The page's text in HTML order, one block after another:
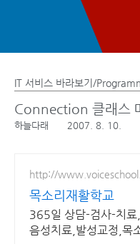
IT 서비스 바라보기/
Connection 클래스
하늘다래 2007. 8. 10.
http://
목소리재활학교
365일 상담-검사-치료
음성치료,발성교정,목